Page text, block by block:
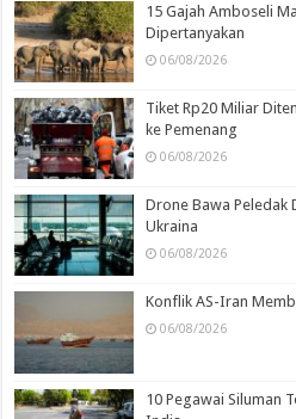
15 Gajah Amboseli
Dipertanyakan
06/08/2026
Tiket Rp20 Miliar
ke Pemenang
06/08/2026
Drone Bawa Peledak
Ukraina
06/08/2026
Konflik AS-Iran
06/08/2026
10 Pegawai Siluman